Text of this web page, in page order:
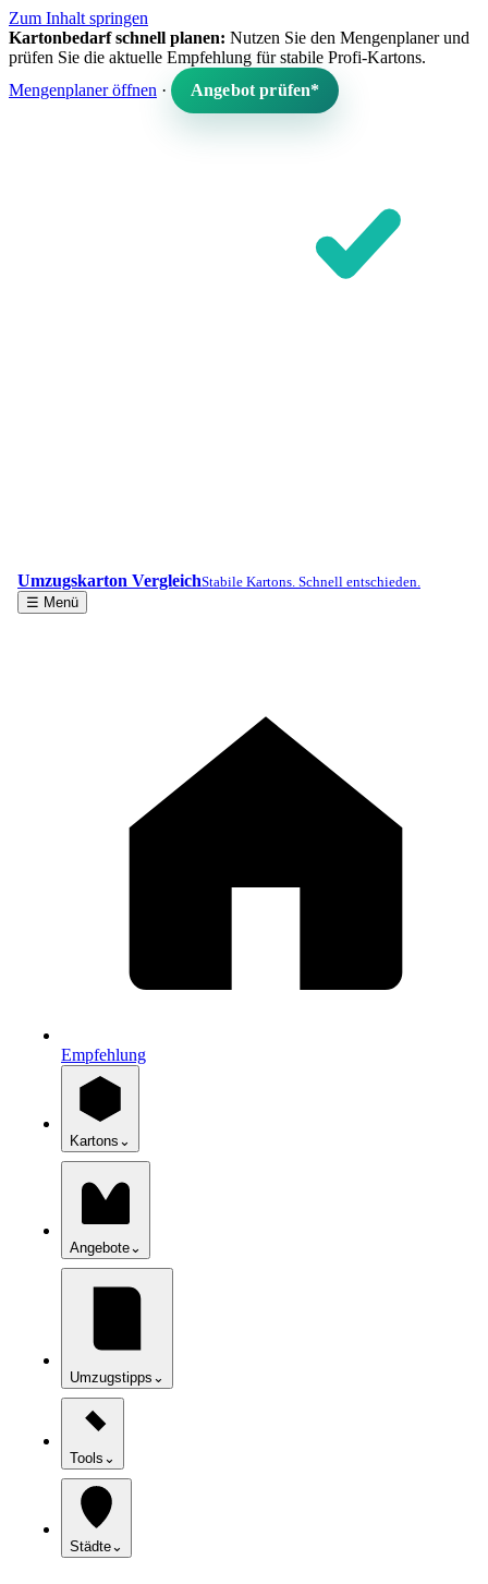
Zum Inhalt springen
Kartonbedarf schnell planen: Nutzen Sie den Mengenplaner und
prüfen Sie die aktuelle Empfehlung für stabile Profi-Kartons.
Mengenplaner öffnen · Angebot prüfen*
Umzugskarton VergleichStabile Kartons. Schnell entschieden.
☰ Menü
Empfehlung
Kartons ⌄
Angebote⌄
Umzugstipps ⌄
Tools ⌄
Städte⌄